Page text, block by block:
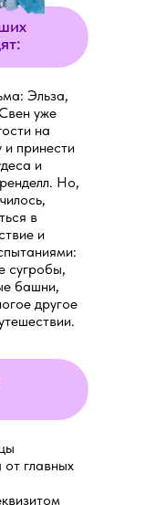
Эльза,
уже
на
принести
и
Но,
в
и
сугробы,
башни,
другое
главных